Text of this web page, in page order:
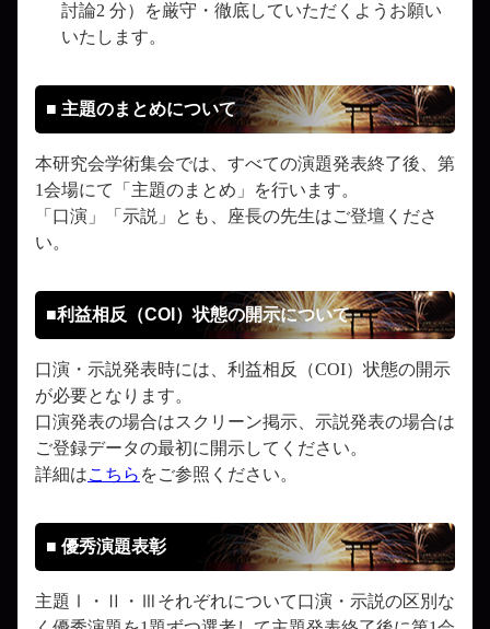
討論2 分）を厳守・徹底していただくようお願い
いたします。
■ 主題のまとめについて
本研究会学術集会では、すべての演題発表終了後、第
1会場にて「主題のまとめ」を行います。
「口演」「示説」とも、座長の先生はご登壇くださ
い。
■利益相反（COI）状態の開示について
口演・示説発表時には、利益相反（COI）状態の開示
が必要となります。
口演発表の場合はスクリーン掲示、示説発表の場合は
ご登録データの最初に開示してください。
詳細はこちら をご参照ください。
■ 優秀演題表彰
主題Ⅰ・Ⅱ・Ⅲそれぞれについて口演・示説の区別な